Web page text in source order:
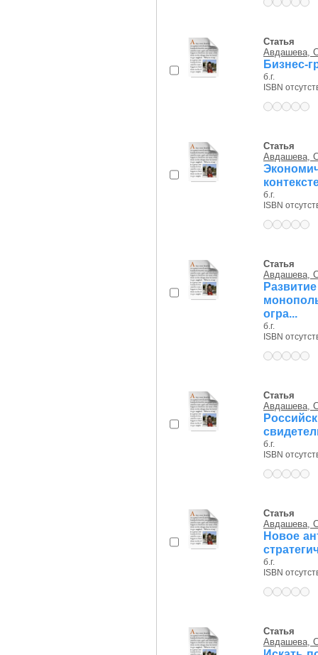
Статья
Авдашева,
Бизнес-
б.г.
ISBN
Статья
Авдашева,
б.г.
ISBN
Статья
Авдашева,
огра...
б.г.
ISBN
Статья
Авдашева,
б.г.
ISBN
Статья
Авдашева,
Новое
б.г.
ISBN
Статья
Авдашева,